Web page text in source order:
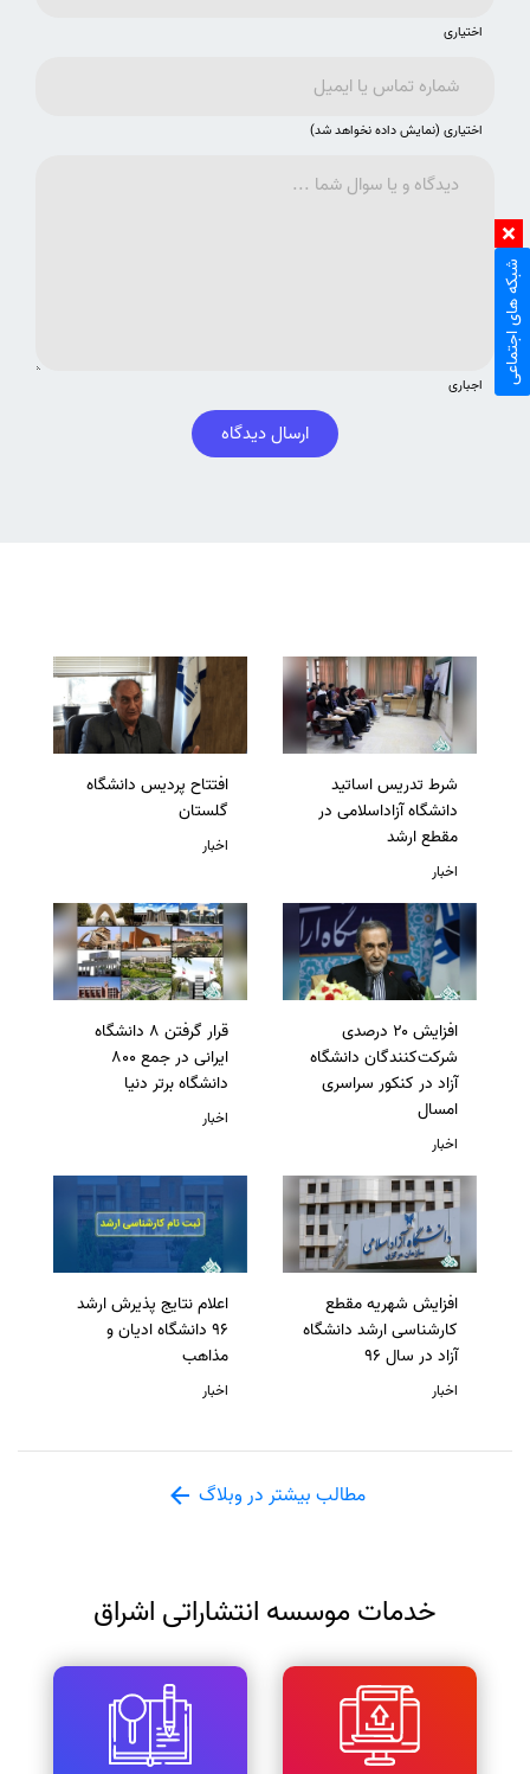
اختیاری
اختیاری (نمایش داده نخواهد شد)
اجباری
ارسال دیدگاه
شرط تدریس اساتید
دانشگاه آزاداسلامی در
مقطع ارشد
اخبار
افتتاح پردیس دانشگاه
گلستان
اخبار
افزایش ۲۰ درصدی
شرکت‌کنندگان دانشگاه
آزاد در کنکور سراسری
امسال
اخبار
قرار گرفتن 8 دانشگاه
ایرانی در جمع 800
دانشگاه برتر دنیا
اخبار
افزایش شهریه مقطع
کارشناسی ارشد دانشگاه
آزاد در سال 96
اخبار
اعلام نتایج پذیرش ارشد
96 دانشگاه ادیان و
مذاهب
اخبار
مطالب بیشتر در وبلاگ
خدمات موسسه انتشاراتی اشراق
شبکه های اجتماعی